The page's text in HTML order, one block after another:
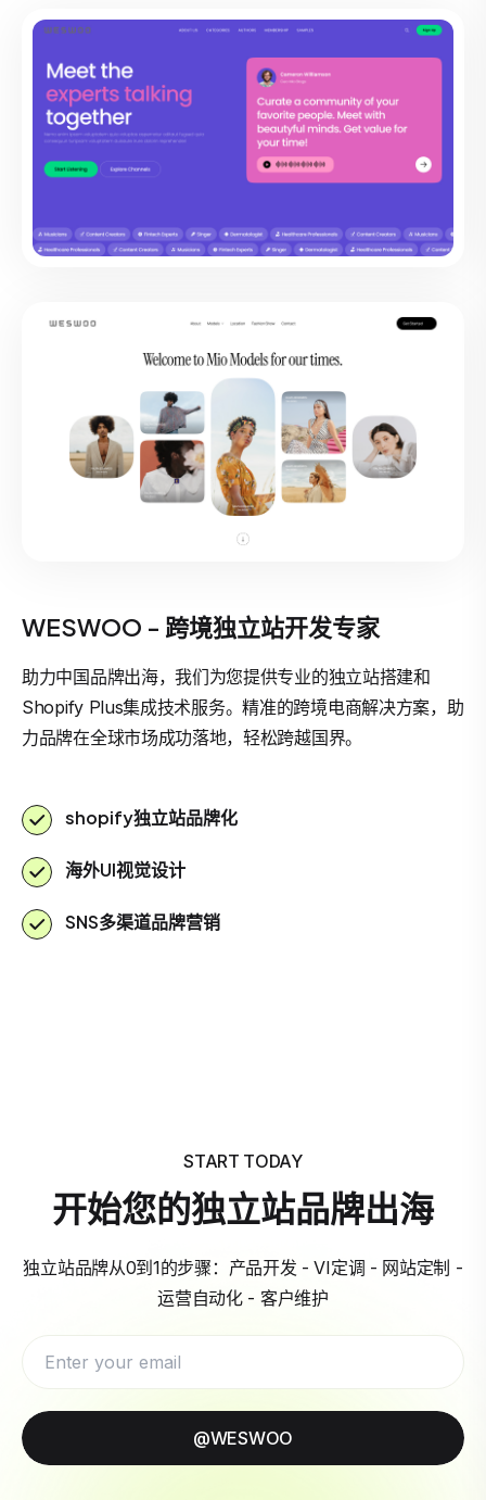
WESWOO - 跨境独立站开发专家
助力中国品牌出海，我们为您提供专业的独立站搭建和
Shopify Plus集成技术服务。精准的跨境电商解决方案，助
力品牌在全球市场成功落地，轻松跨越国界。
shopify独立站品牌化
海外UI视觉设计
SNS多渠道品牌营销
START TODAY
开始您的独立站品牌出海
独立站品牌从0到1的步骤：产品开发 - VI定调 - 网站定制 -
运营自动化 - 客户维护
@WESWOO